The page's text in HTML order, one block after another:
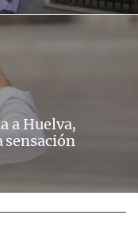
a Huelva,
sensación